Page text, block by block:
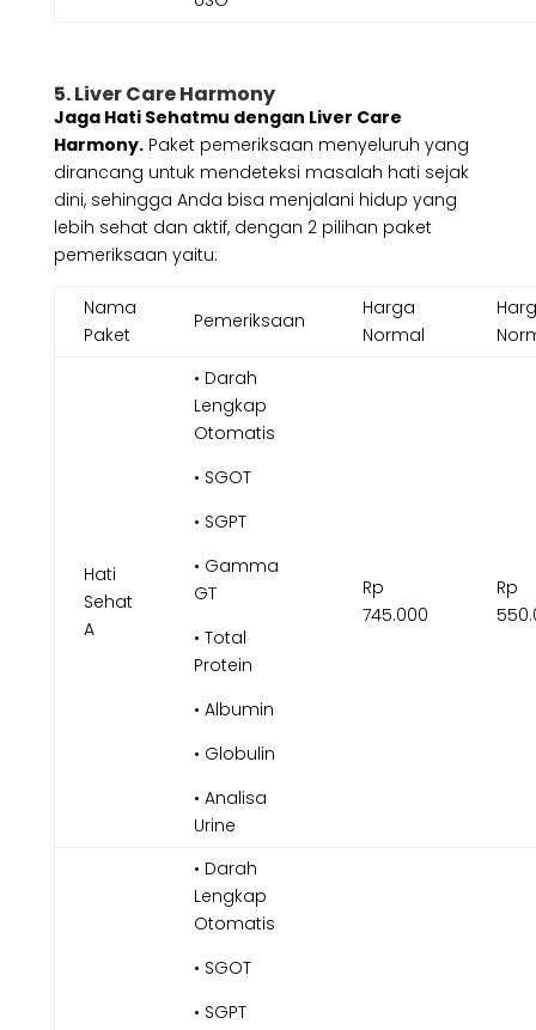
5. Liver Care Harmony
Jaga Hati Sehatmu dengan Liver Care
Harmony.Paket pemeriksaan menyeluruh yang
dirancang untuk mendeteksi masalah hati sejak
dini, sehingga Anda bisa menjalani hidup yang
lebih sehat dan aktif, dengan 2 pilihan paket
pemeriksaan yaitu:
Nama
Paket
Pemeriksaan
Harga
Normal
Hati
Sehat
A
• Darah
Lengkap
Otomatis
• SGOT
• SGPT
• Gamma
GT
• Total
Protein
• Albumin
• Globulin
• Analisa
Urine
Rp
745.000
Rp
• Darah
Lengkap
Otomatis
• SGOT
• SGPT